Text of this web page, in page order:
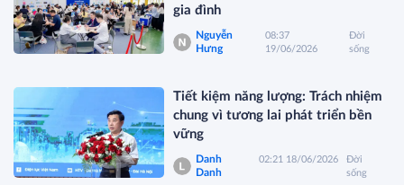
gia đình
Nguyễn
Hưng
08:37
19/06/2026
Đời
sống
Tiết kiệm năng lượng: Trách nhiệm
chung vì tương lai phát triển bền
vững
Danh
Danh
02:21 18/06/2026
Đời
sống